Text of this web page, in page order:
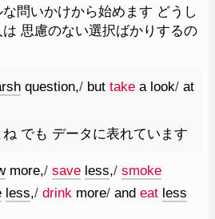
問いかけから始めます どうし
思慮のない選択ばかりするの
question,/ but take a look/ at
でも データに表れています
more,/ save less,/ smoke
less,/ drink more/ and eat less